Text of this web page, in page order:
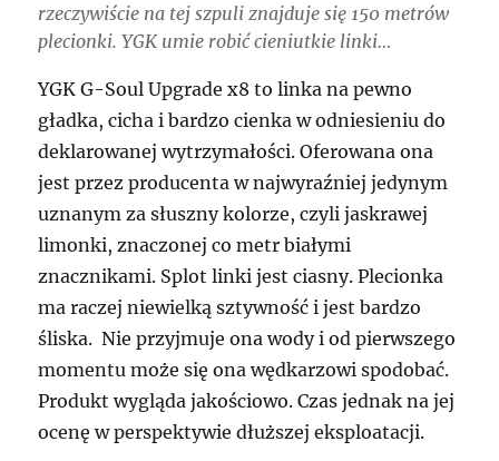
rzeczywiście na tej szpuli znajduje się 150 metrów
plecionki. YGK umie robić cieniutkie linki…
YGK G-Soul Upgrade x8 to linka na pewno
gładka, cicha i bardzo cienka w odniesieniu do
deklarowanej wytrzymałości. Oferowana ona
jest przez producenta w najwyraźniej jedynym
uznanym za słuszny kolorze, czyli jaskrawej
limonki, znaczonej co metr białymi
znacznikami. Splot linki jest ciasny. Plecionka
ma raczej niewielką sztywność i jest bardzo
śliska. Nie przyjmuje ona wody i od pierwszego
momentu może się ona wędkarzowi spodobać.
Produkt wygląda jakościowo. Czas jednak na jej
ocenę w perspektywie dłuższej eksploatacji.